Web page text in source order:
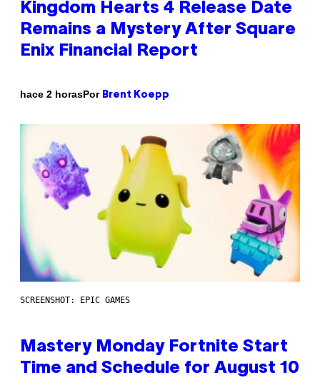
Kingdom Hearts 4 Release Date
Remains a Mystery After Square
Enix Financial Report
hace 2 horasPor Brent Koepp
SCREENSHOT: EPIC GAMES
Mastery Monday Fortnite Start
Time and Schedule for August 10